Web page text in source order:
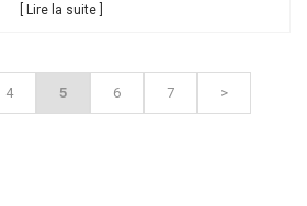
[ Lire la suite ]
4 5 6 7 >